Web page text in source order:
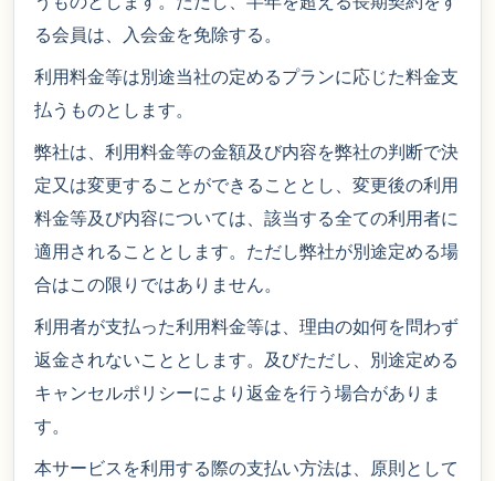
る会員は、入会金を免除する。
利用料金等は別途当社の定めるプランに応じた料金支
払うものとします。
弊社は、利用料金等の金額及び内容を弊社の判断で決
定又は変更することができることとし、変更後の利用
料金等及び内容については、該当する全ての利用者に
適用されることとします。ただし弊社が別途定める場
合はこの限りではありません。
利用者が支払った利用料金等は、理由の如何を問わず
返金されないこととします。及びただし、別途定める
キャンセルポリシーにより返金を行う場合がありま
す。
本サービスを利用する際の支払い方法は、原則として